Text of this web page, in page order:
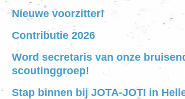
Nieuwe voorzitter!
Contributie 2026
Word secretaris van onze
scoutinggroep!
Stap binnen bij JOTA-JOTI in